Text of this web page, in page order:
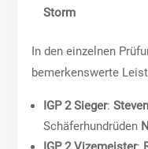
Storm
In den einzelnen
bemerkenswerte
IGP 2 Sieger:
Schäferhundrüden